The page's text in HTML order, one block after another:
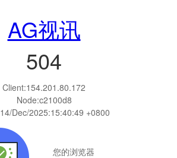
AG视讯
504
Client:154.201.80.172
Node:c2100d8
14/Dec/2025:15:40:49 +0800
您的浏览器